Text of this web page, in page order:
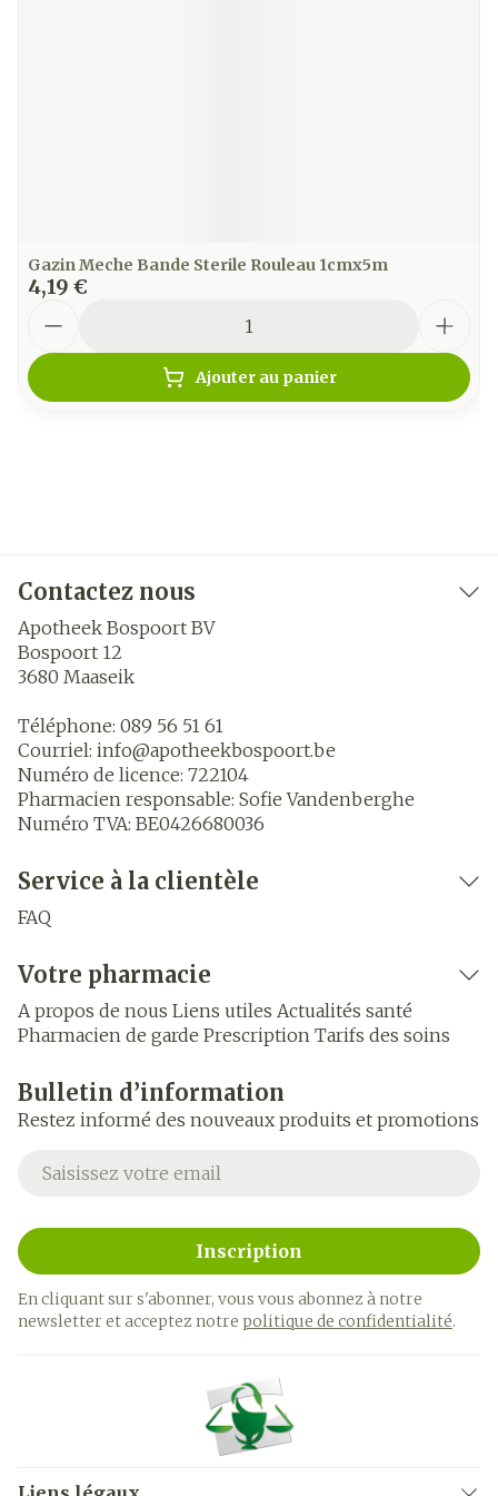
Gazin Meche Bande Sterile Rouleau 1cmx5m
4,19 €
Ajouter au panier
Contactez nous
Apotheek Bospoort BV
Bospoort 12
3680 Maaseik
Téléphone: 089 56 51 61
Courriel: info@apotheekbospoort.be
Numéro de licence: 722104
Pharmacien responsable: Sofie Vandenberghe
Numéro TVA: BE0426680036
Service à la clientèle
FAQ
Votre pharmacie
A propos de nous Liens utiles Actualités santé
Pharmacien de garde Prescription Tarifs des soins
Bulletin d’information
Restez informé des nouveaux produits et promotions
Adresse mail
Inscription
En cliquant sur s'abonner, vous vous abonnez à notre
newsletter et acceptez notre politique de confidentialité.